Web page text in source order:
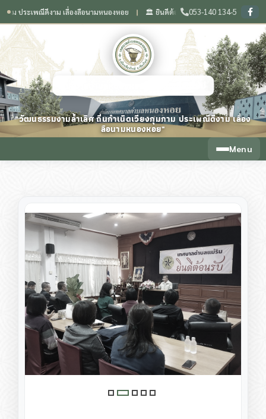
ณีดีงาม เลื่องลือนามหนองหอย ❙ 🏛️ ยินดีต้อนรับสู่เว็บไซต์ สำนักงานเทศบาลตำบลหน
053-140 134-5
"วัฒนธรรมงามล้ำเลิศ ถิ่นกำเนิดเวียงกุมกาม ประเพณีดีงาม เลื่อง
ลือนามหนองหอย"
Menu